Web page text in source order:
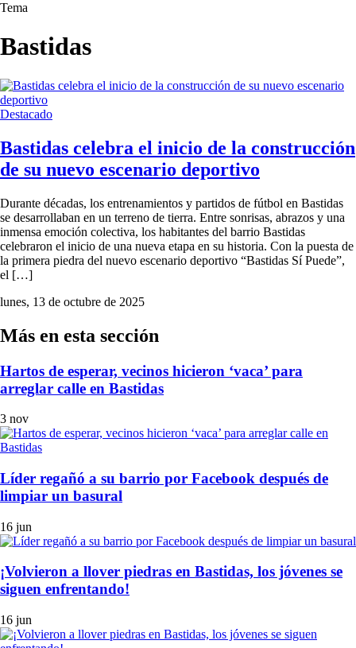
Tema
Bastidas
Destacado
Bastidas celebra el inicio de la construcción
de su nuevo escenario deportivo
Durante décadas, los entrenamientos y partidos de fútbol en Bastidas
se desarrollaban en un terreno de tierra. Entre sonrisas, abrazos y una
inmensa emoción colectiva, los habitantes del barrio Bastidas
celebraron el inicio de una nueva etapa en su historia. Con la puesta de
la primera piedra del nuevo escenario deportivo “Bastidas Sí Puede”,
el […]
lunes, 13 de octubre de 2025
Más en esta sección
Hartos de esperar, vecinos hicieron ‘vaca’ para
arreglar calle en Bastidas
3 nov
Líder regañó a su barrio por Facebook después de
limpiar un basural
16 jun
¡Volvieron a llover piedras en Bastidas, los jóvenes se
siguen enfrentando!
16 jun